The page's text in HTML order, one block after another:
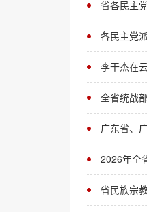
省各民主
各民主党
李干杰在
全省统战
广东省、
2026年全
省民族宗